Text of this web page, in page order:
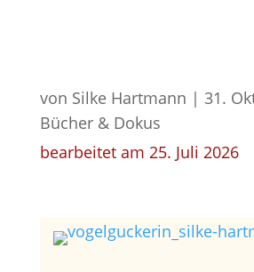
von Silke Hartmann | 31.
Bücher & Dokus
bearbeitet am 25. Juli 2026